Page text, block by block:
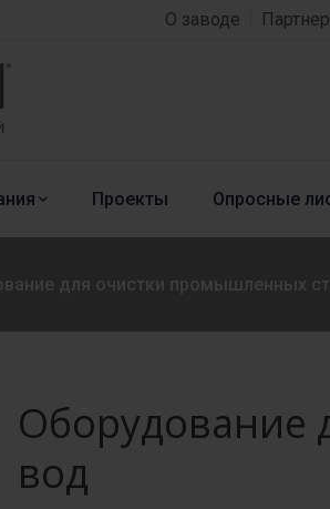
О заводе
Проекты Опросные
для очистки промышленных
Оборудование
вод